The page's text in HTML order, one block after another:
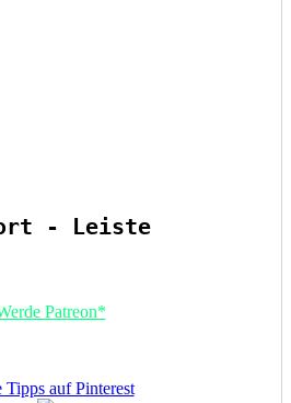
- Leiste
Patreon*
Tipps auf Pinterest